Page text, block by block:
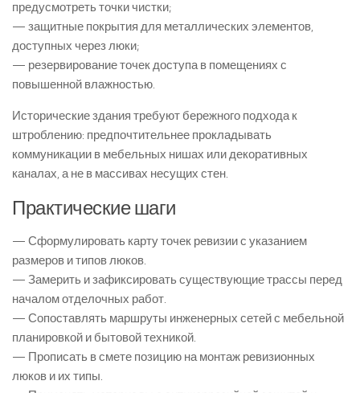
предусмотреть точки чистки;
— защитные покрытия для металлических элементов,
доступных через люки;
— резервирование точек доступа в помещениях с
повышенной влажностью.
Исторические здания требуют бережного подхода к
штроблению: предпочтительнее прокладывать
коммуникации в мебельных нишах или декоративных
каналах, а не в массивах несущих стен.
Практические шаги
— Сформулировать карту точек ревизии с указанием
размеров и типов люков.
— Замерить и зафиксировать существующие трассы перед
началом отделочных работ.
— Сопоставлять маршруты инженерных сетей с мебельной
планировкой и бытовой техникой.
— Прописать в смете позицию на монтаж ревизионных
люков и их типы.